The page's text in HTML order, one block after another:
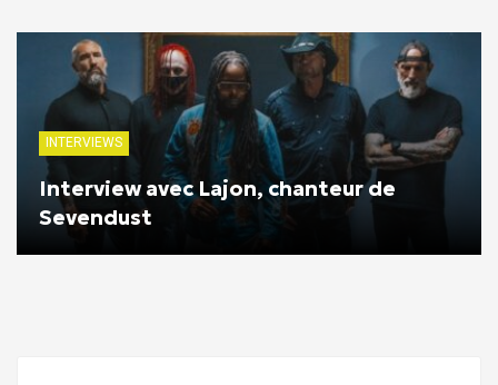
INTERVIEWS
Interview avec Lajon, chanteur de
Sevendust